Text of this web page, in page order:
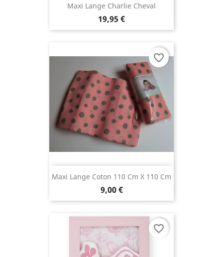
Maxi Lange Charlie Cheval
19,95 €
Maxi Lange Coton 110 Cm X 110 Cm
9,00 €
favorite_border
favorite_border